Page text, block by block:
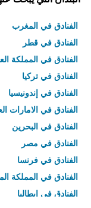
الفنادق في المغرب
الفنادق في قطر
الفنادق في المملكة
الفنادق في تركيا
الفنادق في إندونيسيا
الفنادق في الامارات
الفنادق في البحرين
الفنادق في مصر
الفنادق في فرنسا
الفنادق في المملكة
الفنادق في إيطاليا